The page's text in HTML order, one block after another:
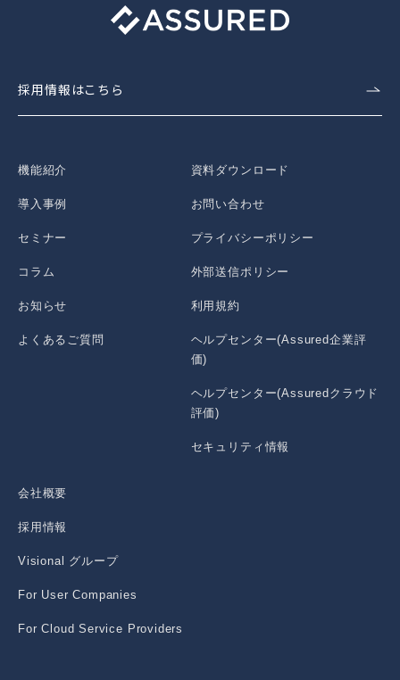
採用情報はこちら
機能紹介
導入事例
セミナー
コラム
お知らせ
よくあるご質問
資料ダウンロード
お問い合わせ
プライバシーポリシー
外部送信ポリシー
利用規約
ヘルプセンター(Assured企業評
価)
ヘルプセンター(Assuredクラウド
評価)
セキュリティ情報
会社概要
採用情報
Visional グループ
For User Companies
For Cloud Service Providers